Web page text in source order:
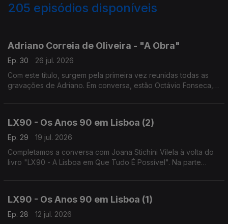
205 episódios disponíveis
Adriano Correia de Oliveira - "A Obra"
Ep. 30
26 jul. 2026
Com este título, surgem pela primeira vez reunidas todas as
gravações de Adriano. Em conversa, estão Octávio Fonseca,
LX90 - Os Anos 90 em Lisboa (2)
Ep. 29
19 jul. 2026
Completamos a conversa com Joana Stichini Vilela à volta do
livro "LX90 - A Lisboa em Que Tudo É Possível". Na parte
LX90 - Os Anos 90 em Lisboa (1)
Ep. 28
12 jul. 2026